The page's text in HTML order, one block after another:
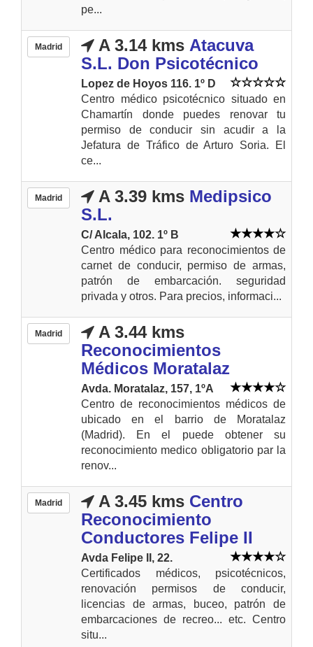
pe...
Madrid A 3.14 kms Atacuva
S.L. Don Psicotécnico
Lopez de Hoyos 116. 1º D
Centro médico psicotécnico situado en
Chamartín donde puedes renovar tu
permiso de conducir sin acudir a la
Jefatura de Tráfico de Arturo Soria. El
ce...
Madrid A 3.39 kms Medipsico
S.L.
C/ Alcala, 102. 1º B
Centro médico para reconocimientos de
carnet de conducir, permiso de armas,
patrón de embarcación. seguridad
privada y otros. Para precios, informaci...
Madrid
A 3.44 kms
Reconocimientos
Médicos Moratalaz
Avda. Moratalaz, 157, 1ºA
Centro de reconocimientos médicos de
ubicado en el barrio de Moratalaz
(Madrid). En el puede obtener su
reconocimiento medico obligatorio par la
renov...
Madrid A 3.45 kms Centro
Reconocimiento
Conductores Felipe II
Avda Felipe II, 22.
Certificados médicos, psicotécnicos,
renovación permisos de conducir,
licencias de armas, buceo, patrón de
embarcaciones de recreo... etc. Centro
situ...